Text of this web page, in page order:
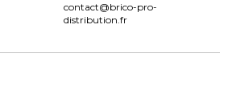
contact@brico-pro-
distribution.fr